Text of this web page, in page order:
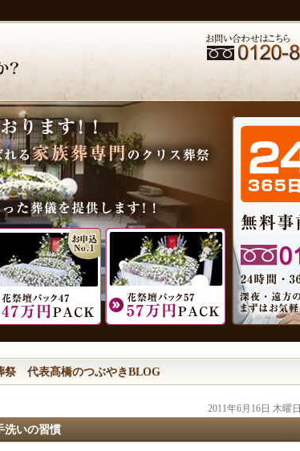
祭 代表髙橋のつぶやきBLOG
2011年6月16日 木曜日
洗いの習慣